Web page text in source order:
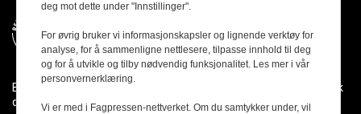
Byggmesteren følger Vær Varsom-plakaten og presseetikken slik
den er nedfelt i Redaktørplakaten.
deg mot dette under "Innstillinger".
For øvrig bruker vi informasjonskapsler og lignende verktøy for
analyse, for å sammenligne nettlesere, tilpasse innhold til deg
og for å utvikle og tilby nødvendig funksjonalitet. Les mer i vår
personvernerklæring.
Vi er med i Fagpressen-nettverket. Om du samtykker under, vil